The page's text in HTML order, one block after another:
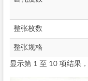
整张枚数
整张规格
显示第 1 至 10 项结果